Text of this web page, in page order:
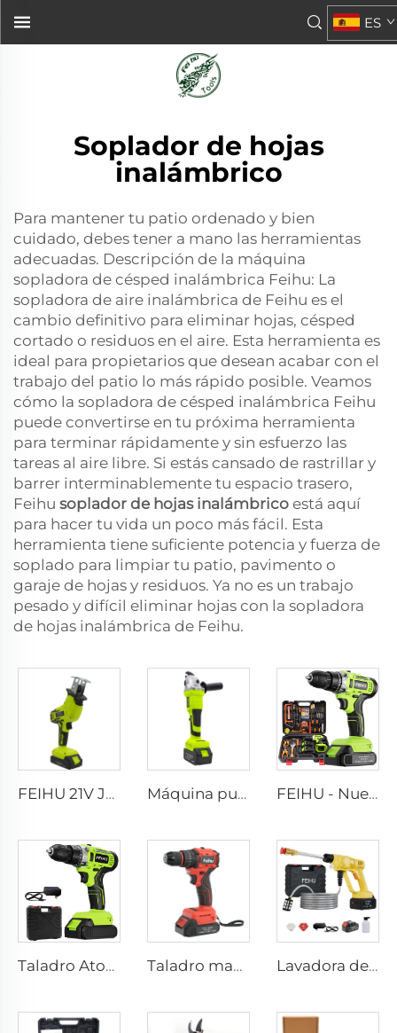
ES
Soplador de hojas
inalámbrico
Para mantener tu patio ordenado y bien
cuidado, debes tener a mano las herramientas
adecuadas. Descripción de la máquina
sopladora de césped inalámbrica Feihu: La
sopladora de aire inalámbrica de Feihu es el
cambio definitivo para eliminar hojas, césped
cortado o residuos en el aire. Esta herramienta es
ideal para propietarios que desean acabar con el
trabajo del patio lo más rápido posible. Veamos
cómo la sopladora de césped inalámbrica Feihu
puede convertirse en tu próxima herramienta
para terminar rápidamente y sin esfuerzo las
tareas al aire libre. Si estás cansado de rastrillar y
barrer interminablemente tu espacio trasero,
Feihu soplador de hojas inalámbrico está aquí
para hacer tu vida un poco más fácil. Esta
herramienta tiene suficiente potencia y fuerza de
soplado para limpiar tu patio, pavimento o
garaje de hojas y residuos. Ya no es un trabajo
pesado y difícil eliminar hojas con la sopladora
de hojas inalámbrica de Feihu.
FEIHU 21V Juego de Sierra Eléctrica Inalámbrica de Grado Industrial Manual de Mano Sierra de Calar para Metal 1 Batería de Litio 1 Cargador para Trabajos de Carpintería Máquina pulidora eléctrica sin escobillas de litio recargable FEIHU, máquina de corte personalizada, herramientas eléctricas, amoladora angular de mano FEIHU - Nueva Llegada Taladro Inalámbrico para Aficionados a la Carpintería, Herramienta Inalámbrica Mini con Batería de Litio 12V/21V, Taladro de 10MM sin Cable
Taladro Atornillador sin Cable Profesional 21V con Batería de Litio para Atornillador, Máquina de Taladro Pequeña para Uso en Bricolaje Taladro manual inalámbrico de 21V sin escobillas, destornilladores inalámbricos con portabrocas metálico de 10 mm Lavadora de Coche Portátil Inalámbrica de Alta Presión - Automática y Equipamiento para Lavado Intenso 20Bar - Herramienta para Coche y Jardín